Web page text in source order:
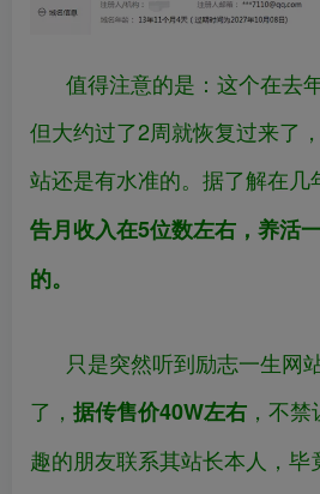
值得注意的是：这个在去
但大约过了2周就恢复过来了
站还是有水准的。据了解在几
告月收入在5位数左右，养活
的。
只是突然听到励志一生网
了， 据传售价40W左右 ，不
趣的朋友联系其站长本人，